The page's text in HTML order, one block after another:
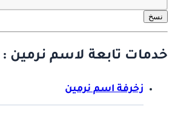
نسخ
خدمات تابعة لاسم نرمين :
زخرفة اسم نرمين